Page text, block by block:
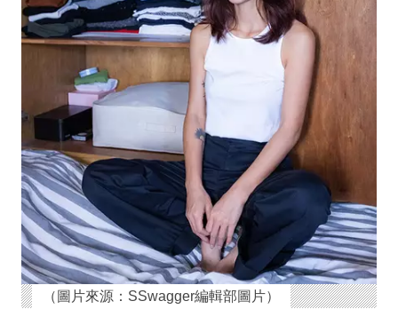
（圖片來源：SSwagger編輯部圖片）